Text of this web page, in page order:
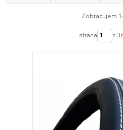
Zobrazujem
strana z 3